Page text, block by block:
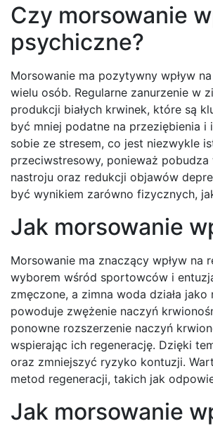
Czy morsowanie
psychiczne?
Morsowanie ma pozytywny wpływ
wielu osób. Regularne zanurzenie w
produkcji białych krwinek, które są
być mniej podatne na przeziębienia
sobie ze stresem, co jest niezwykle
przeciwstresowy, ponieważ
nastroju oraz redukcji objawów
być wynikiem zarówno fizycznych,
Jak morsowanie
Morsowanie ma znaczący wpływ na
wyborem wśród sportowców i
zmęczone, a zimna woda działa
powoduje zwężenie naczyń
ponowne rozszerzenie naczyń
wspierając ich regenerację. Dzięki
oraz zmniejszyć ryzyko kontuzji.
metod regeneracji, takich jak
Jak morsowanie